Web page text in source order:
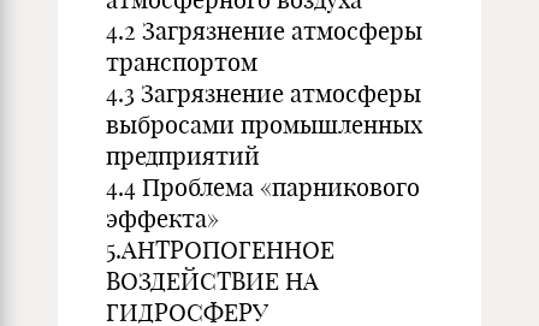
4.2 Загрязнение атмосферы
транспортом
4.3 Загрязнение атмосферы
выбросами промышленных
предприятий
4.4 Проблема «парникового
эффекта»
5.АНТРОПОГЕННОЕ
ВОЗДЕЙСТВИЕ НА
ГИДРОСФЕРУ